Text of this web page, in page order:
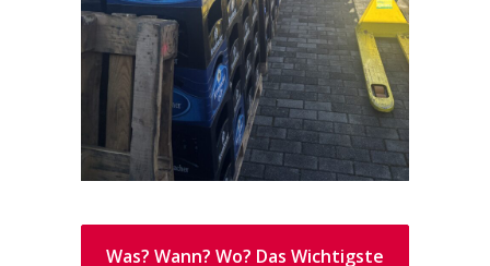
Was? Wann? Wo? Das Wichtigste